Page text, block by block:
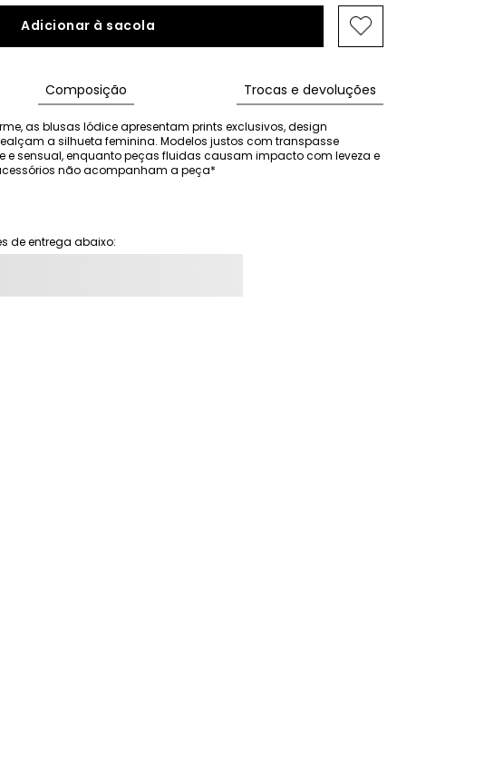
Adicionar à sacola
Composição Trocas e devoluções
as blusas Iódice apresentam prints exclusivos, design
a silhueta feminina. Modelos justos com transpasse
e sensual, enquanto peças fluidas causam impacto com leveza e
não acompanham a peça*
de entrega abaixo: